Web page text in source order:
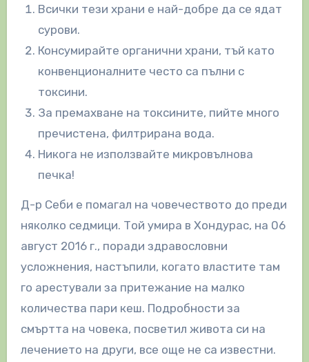
Всички тези храни е най-добре да се ядат
сурови.
Консумирайте органични храни, тъй като
конвенционалните често са пълни с
токсини.
За премахване на токсините, пийте много
пречистена, филтрирана вода.
Никога не използвайте микровълнова
печка!
Д-р Себи е помагал на човечеството до преди
няколко седмици. Той умира в Хондурас, на 06
август 2016 г., поради здравословни
усложнения, настъпили, когато властите там
го арестували за притежание на малко
количества пари кеш. Подробности за
смъртта на човека, посветил живота си на
лечението на други, все още не са известни.